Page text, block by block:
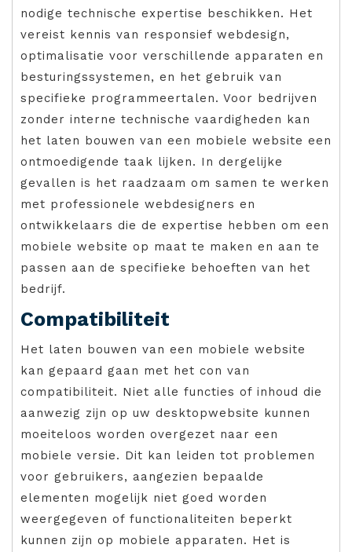
nodige technische expertise beschikken. Het
vereist kennis van responsief webdesign,
optimalisatie voor verschillende apparaten en
besturingssystemen, en het gebruik van
specifieke programmeertalen. Voor bedrijven
zonder interne technische vaardigheden kan
het laten bouwen van een mobiele website een
ontmoedigende taak lijken. In dergelijke
gevallen is het raadzaam om samen te werken
met professionele webdesigners en
ontwikkelaars die de expertise hebben om een
mobiele website op maat te maken en aan te
passen aan de specifieke behoeften van het
bedrijf.
Compatibiliteit
Het laten bouwen van een mobiele website
kan gepaard gaan met het con van
compatibiliteit. Niet alle functies of inhoud die
aanwezig zijn op uw desktopwebsite kunnen
moeiteloos worden overgezet naar een
mobiele versie. Dit kan leiden tot problemen
voor gebruikers, aangezien bepaalde
elementen mogelijk niet goed worden
weergegeven of functionaliteiten beperkt
kunnen zijn op mobiele apparaten. Het is